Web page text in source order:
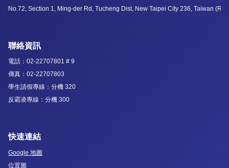
No.72, Section 1, Ming-der Rd, Tucheng Dist, New Taipei City 236, Taiwan
聯絡資訊
電話：02-22707801 # 9
傳真：02-22707803
學生請假專線：分機 320
反霸凌專線：分機 300
快速連結
Google 地圖
位置圖